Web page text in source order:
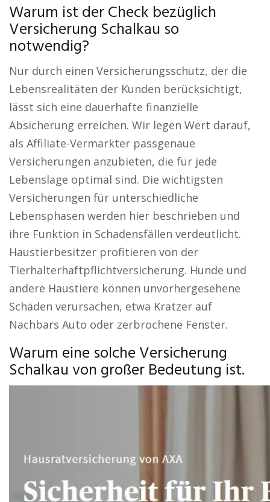
Warum ist der Check bezüglich
Versicherung Schalkau so
notwendig?
Nur durch einen Versicherungsschutz, der die
Lebensrealitäten der Kunden berücksichtigt,
lässt sich eine dauerhafte finanzielle
Absicherung erreichen. Wir legen Wert darauf,
als Affiliate-Vermarkter passgenaue
Versicherungen anzubieten, die für jede
Lebenslage optimal sind. Die wichtigsten
Versicherungen für unterschiedliche
Lebensphasen werden hier beschrieben und
ihre Funktion in Schadensfällen verdeutlicht.
Haustierbesitzer profitieren von der
Tierhalterhaftpflichtversicherung. Hunde und
andere Haustiere können unvorhergesehene
Schäden verursachen, etwa Kratzer auf
Nachbars Auto oder zerbrochene Fenster.
Warum eine solche Versicherung
Schalkau von großer Bedeutung ist.